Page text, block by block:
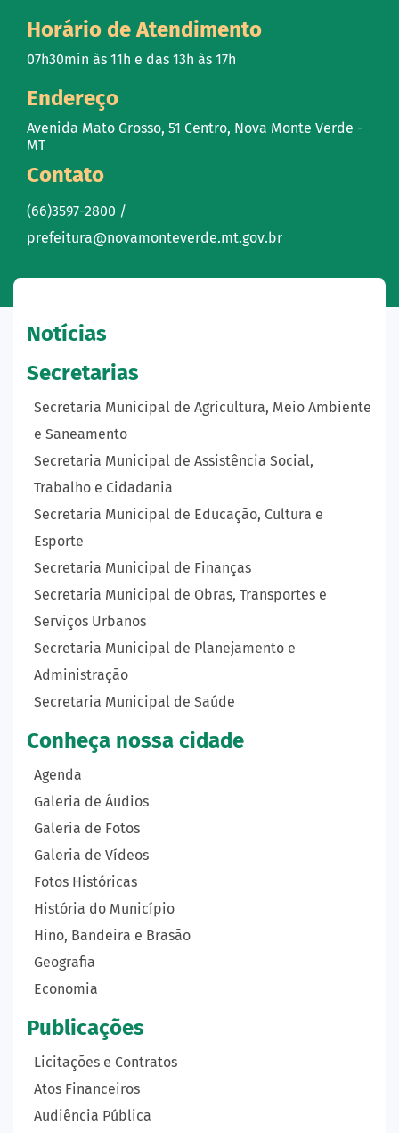
Horário de Atendimento
07h30min às 11h e das 13h às 17h
Endereço
Avenida Mato Grosso, 51 Centro, Nova Monte Verde -
MT
Contato
(66)3597-2800 /
prefeitura@novamonteverde.mt.gov.br
Notícias
Secretarias
Secretaria Municipal de Agricultura, Meio Ambiente
e Saneamento
Secretaria Municipal de Assistência Social,
Trabalho e Cidadania
Secretaria Municipal de Educação, Cultura e
Esporte
Secretaria Municipal de Finanças
Secretaria Municipal de Obras, Transportes e
Serviços Urbanos
Secretaria Municipal de Planejamento e
Administração
Secretaria Municipal de Saúde
Conheça nossa cidade
Agenda
Galeria de Áudios
Galeria de Fotos
Galeria de Vídeos
Fotos Históricas
História do Município
Hino, Bandeira e Brasão
Geografia
Economia
Publicações
Licitações e Contratos
Atos Financeiros
Audiência Pública